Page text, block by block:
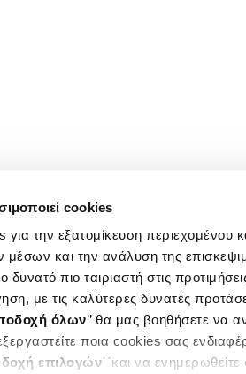
cookies
για την εξατομίκευση περιεχομένου
μέσων και την ανάλυση της
πιο ταιριαστή στις
με τις καλύτερες δυνατές
όλων’’ θα μας βοηθήσετε να
ποια cookies σας
επιλογών΄΄και να